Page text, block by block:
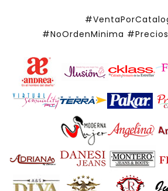
#NoOrdenMinima